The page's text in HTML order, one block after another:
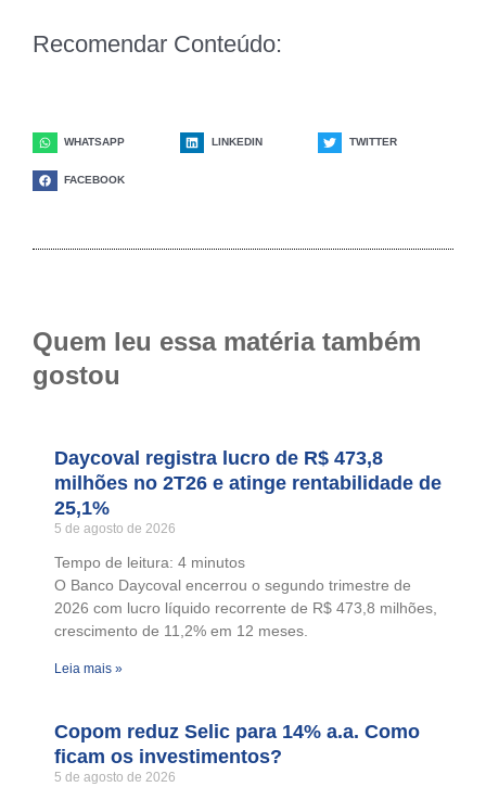
Recomendar Conteúdo:
WHATSAPP LINKEDIN TWITTER
FACEBOOK
Quem leu essa matéria também
gostou
Daycoval registra lucro de R$ 473,8
milhões no 2T26 e atinge rentabilidade de
25,1%
5 de agosto de 2026
Tempo de leitura: 4 minutos
O Banco Daycoval encerrou o segundo trimestre de
2026 com lucro líquido recorrente de R$ 473,8 milhões,
crescimento de 11,2% em 12 meses.
Leia mais »
Copom reduz Selic para 14% a.a. Como
ficam os investimentos?
5 de agosto de 2026